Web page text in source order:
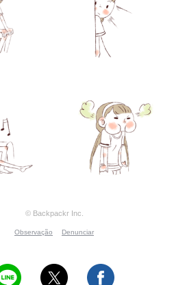
© Backpackr Inc.
Observação Denunciar